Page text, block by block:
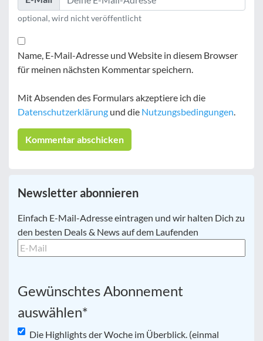
optional, wird nicht veröffentlicht
Name, E-Mail-Adresse und Website in diesem Browser
für meinen nächsten Kommentar speichern.
Mit Absenden des Formulars akzeptiere ich die
Datenschutzerklärung und die Nutzungsbedingungen.
Newsletter abonnieren
E-
Mail *
Einfach E-Mail-Adresse eintragen und wir halten Dich zu
den besten Deals & News auf dem Laufenden
Gewünschtes Abonnement
auswählen*
Die Highlights der Woche im Überblick. (einmal